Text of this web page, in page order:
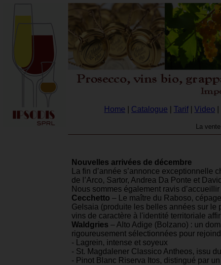
Home Catalogue Tarif Video
La
Nouvelles arrivées de décembre
La fin d’année s’annonce
de l’Arco, Sartor, Andrea Da Ponte et
Nous sommes également ravis
Cecchetto – Le maître du Raboso,
Gelsaia (produite les belles années sur le
vins de caractère à l'identité territoriale
Waldgries – Alto Adige (Bolzano) : un
rigoureusement sélectionnées pour
- Lagrein, intense et soyeux
- St. Magdalener Classico Antheos, issu
- Pinot Blanc Riserva Itos, distingué par